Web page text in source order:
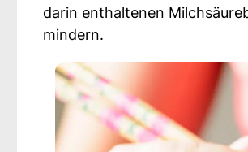
darin enthaltenen
mindern.